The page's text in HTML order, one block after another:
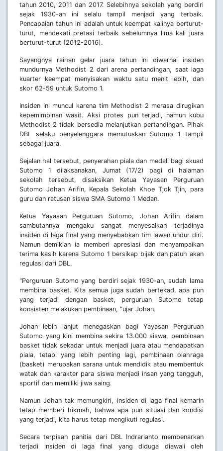
tahun 2010, 2011 dan 2017. Selebihnya sekolah yang berdiri
sejak 1930-an ini selalu tampil menjadi yang terbaik.
Pencapaian tahun ini adalah untuk keempat kalinya berturut-
turut, mendekati pretasi terbaik sebelumnya lima kali juara
berturut-turut (2012-2016).
Sayangnya raihan gelar juara tahun ini diwarnai insiden
mundurnya Methodist 2 dari arena pertandingan, saat laga
kuarter keempat menyisakan waktu satu menit lebih, dan
skor 62-59 untuk Sutomo 1.
Insiden ini muncul karena tim Methodist 2 merasa dirugikan
kepemimpinan wasit. Aksi protes pun terjadi, namun kubu
Methodist 2 tidak bersedia melanjutkan pertandingan. Pihak
DBL selaku penyelenggara memutuskan Sutomo 1 tampil
sebagai juara.
Sejalan hal tersebut, penyerahan piala dan medali bagi skuad
Sutomo 1 dilaksanakan, Jumat (17/2) pagi di halaman
sekolah tersebut, disaksikan Ketua Yayasan Perguruan
Sutomo Johan Arifin, Kepala Sekolah Khoe Tjok Tjin, para
guru dan ratusan siswa SMA Sutomo 1 Medan.
Ketua Yayasan Perguruan Sutomo, Johan Arifin dalam
sambutannya mengaku sangat menyesalkan terjadinya
insiden di laga final yang menyebabkan tim lawan undur diri.
Namun demikian ia memberi apresiasi dan menyampaikan
terima kasih karena Sutomo 1 bersikap bijak dan patuh akan
regulasi dari DBL.
"Perguruan Sutomo yang berdiri sejak 1930-an, sudah lama
membina basket. Kita semua juga sudah bertekad, apa pun
yang terjadi dengan basket, perguruan Sutomo tetap
konsisten melakukan pembinaan, "ujar Johan.
Johan lebih lanjut menegaskan bagi Yayasan Perguruan
Sutomo yang kini membina sekira 13.000 siswa, pembinaan
basket tidak sekadar untuk menjadi juara atau mendapatkan
piala, tetapi yang lebih penting lagi, pembinaan olahraga
(basket) merupakan sarana untuk mendidik atau membentuk
watak dan karakter para siswa menjadi insan yang tangguh,
sportif dan memiliki jiwa saing.
Namun Johan tak memungkiri, insiden di laga final kemarin
tetap memberi hikmah, bahwa apa pun situasi dan kondisi
yang terjadi, kita harus tetap mengikuti regulasi.
Secara terpisah panitia dari DBL Indrarianto membenarkan
terjadi insiden di laga final yang diduga diawali oleh